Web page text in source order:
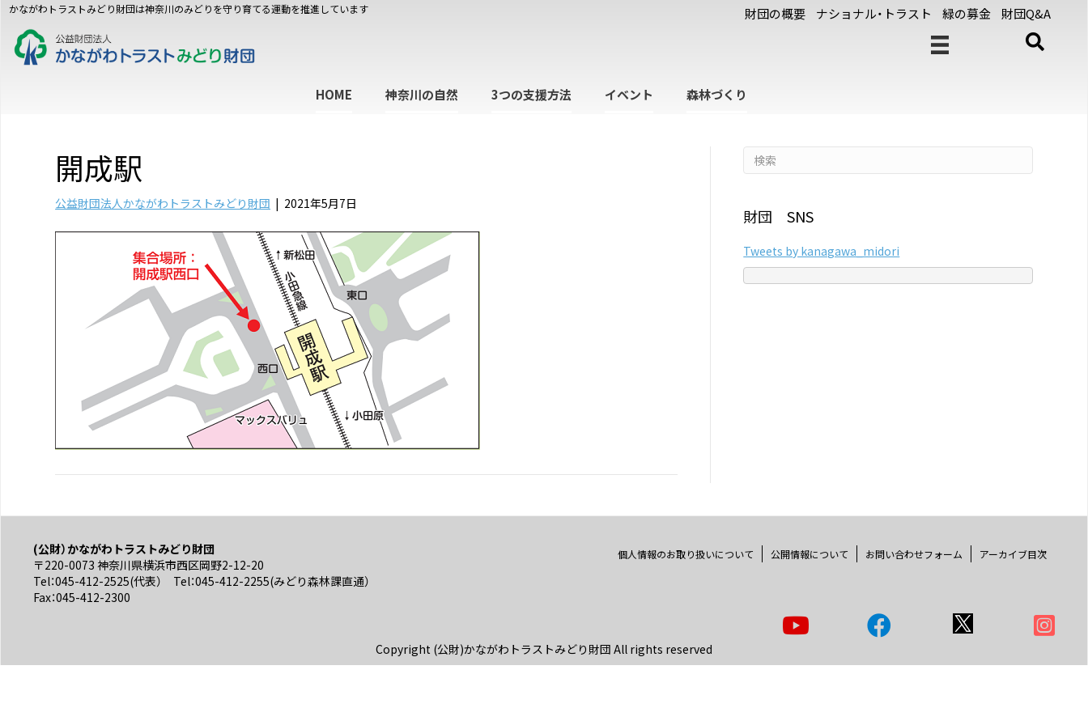
かながわトラストみどり財団は神奈川のみどりを守り育てる運動を推進しています 財団の概要 ナショナル・トラスト 緑の募金 財団Q&A
HOME 神奈川の自然 3つの支援方法 イベント 森林づくり
開成駅
公益財団法人かながわトラストみどり財団 | 2021年5月7日
財団 SNS
Tweets by kanagawa_midori
(公財）かながわトラストみどり財団
〒220-0073 神奈川県横浜市西区岡野2-12-20
Tel：045-412-2525(代表） Tel：045-412-2255(みどり森林課直通）
Fax：045-412-2300
個人情報のお取り扱いについて 公開情報について お問い合わせフォーム アーカイブ目次
Copyright (公財)かながわトラストみどり財団 All rights reserved